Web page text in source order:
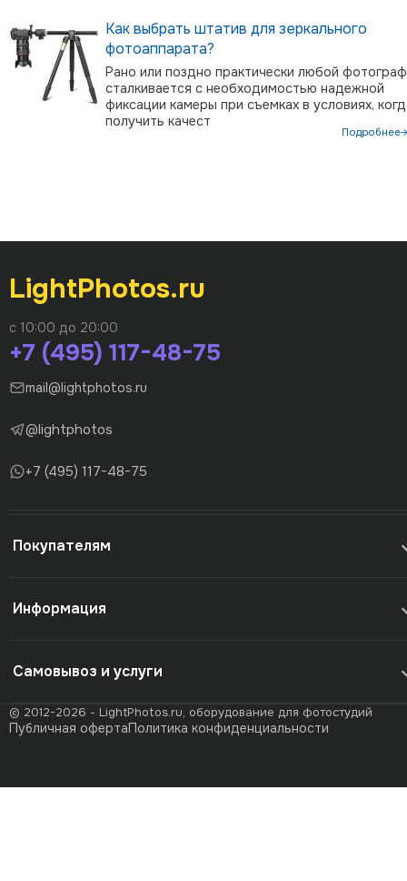
Как выбрать штатив для зеркального
фотоаппарата?
Рано или поздно практически любой фотограф
сталкивается с необходимостью надежной
фиксации камеры при съемках в условиях,
получить качест
Подробнее→
LightPhotos.ru
с 10:00 до 20:00
+7 (495) 117-48-75
mail@lightphotos.ru
@lightphotos
+7 (495) 117-48-75
Покупателям
Информация
Самовывоз и услуги
© 2012-2026 - LightPhotos.ru, оборудование для фотостудий
Публичная офертаПолитика конфиденциальности